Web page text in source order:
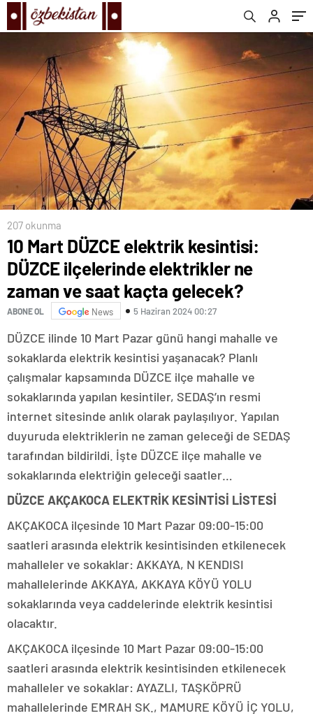
kaçta gelecek?
207 okunma
10 Mart DÜZCE elektrik kesintisi:
DÜZCE ilçelerinde elektrikler ne
zaman ve saat kaçta gelecek?
ABONE OL News 5 Haziran 2024 00:27
DÜZCE ilinde 10 Mart Pazar günü hangi mahalle ve
sokaklarda elektrik kesintisi yaşanacak? Planlı
çalışmalar kapsamında DÜZCE ilçe mahalle ve
sokaklarında yapılan kesintiler, SEDAŞ’ın resmi
internet sitesinde anlık olarak paylaşılıyor. Yapılan
duyuruda elektriklerin ne zaman geleceği de SEDAŞ
tarafından bildirildi. İşte DÜZCE ilçe mahalle ve
sokaklarında elektriğin geleceği saatler…
DÜZCE AKÇAKOCA ELEKTRİK KESİNTİSİ LİSTESİ
AKÇAKOCA ilçesinde 10 Mart Pazar 09:00-15:00
saatleri arasında elektrik kesintisinden etkilenecek
mahalleler ve sokaklar: AKKAYA, N KENDISI
mahallelerinde AKKAYA, AKKAYA KÖYÜ YOLU
sokaklarında veya caddelerinde elektrik kesintisi
olacaktır.
AKÇAKOCA ilçesinde 10 Mart Pazar 09:00-15:00
saatleri arasında elektrik kesintisinden etkilenecek
mahalleler ve sokaklar: AYAZLI, TAŞKÖPRÜ
mahallelerinde EMRAH SK., MAMURE KÖYÜ İÇ YOLU,